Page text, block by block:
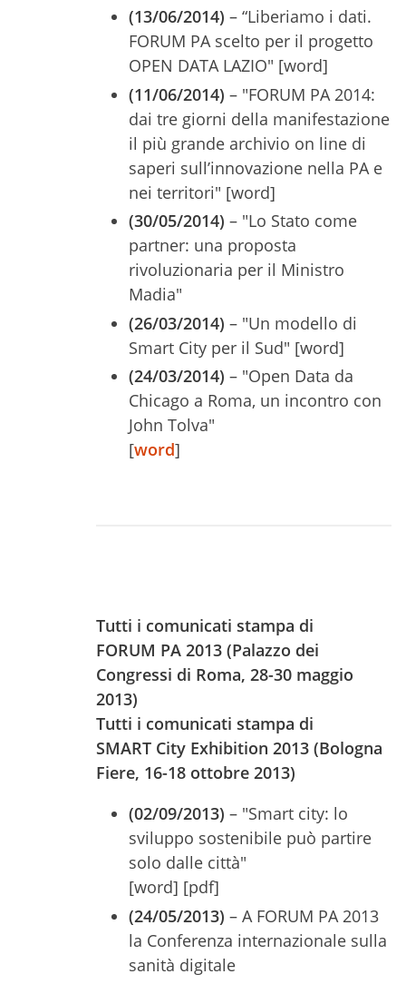
(13/06/2014) – “Liberiamo i dati.
FORUM PA scelto per il progetto
OPEN DATA LAZIO" [word]
(11/06/2014) – "FORUM PA 2014:
dai tre giorni della manifestazione
il più grande archivio on line di
saperi sull’innovazione nella PA e
nei territori" [word]
(30/05/2014) – "Lo Stato come
partner: una proposta
rivoluzionaria per il Ministro
Madia"
(26/03/2014) – "Un modello di
Smart City per il Sud" [word]
(24/03/2014) – "Open Data da
Chicago a Roma, un incontro con
John Tolva"
[word]
Tutti i comunicati stampa di
FORUM PA 2013 (Palazzo dei
Congressi di Roma, 28-30 maggio
2013)
Tutti i comunicati stampa di
SMART City Exhibition 2013 (Bologna
Fiere, 16-18 ottobre 2013)
(02/09/2013) – "Smart city: lo
sviluppo sostenibile può partire
solo dalle città"
[word] [pdf]
(24/05/2013) – A FORUM PA 2013
la Conferenza internazionale sulla
sanità digitale